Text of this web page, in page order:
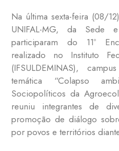
Na última sexta-feira (08/
UNIFAL-MG, da Sede
participaram do 11º
realizado no Instituto
(IFSULDEMINAS),
temática “Colapso
Sociopolíticos da
reuniu integrantes de
promoção de diálogo
por povos e territórios